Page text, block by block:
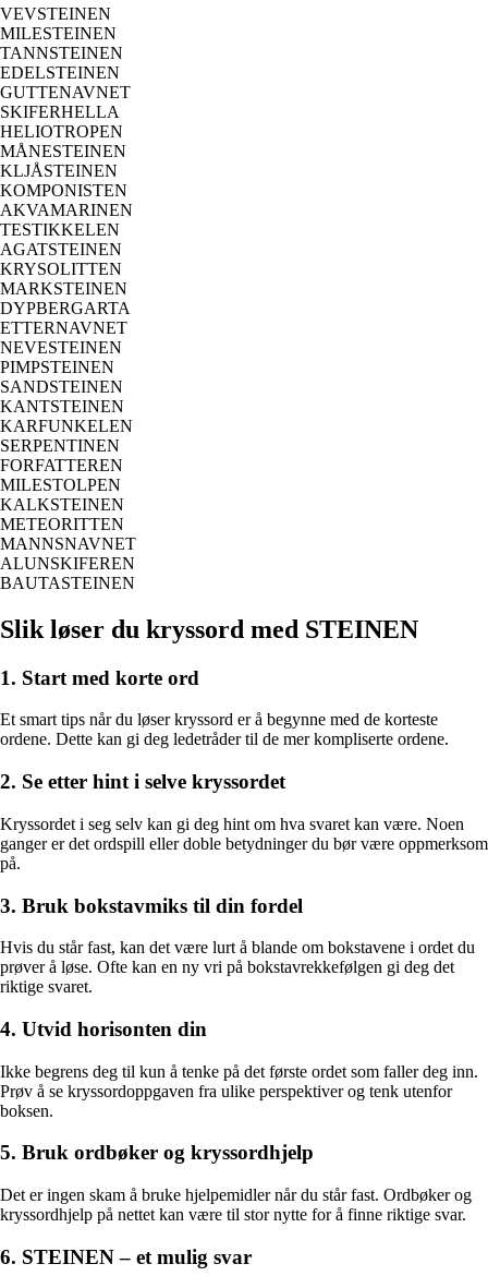
VEVSTEINEN
MILESTEINEN
TANNSTEINEN
EDELSTEINEN
GUTTENAVNET
SKIFERHELLA
HELIOTROPEN
MÅNESTEINEN
KLJÅSTEINEN
KOMPONISTEN
AKVAMARINEN
TESTIKKELEN
AGATSTEINEN
KRYSOLITTEN
MARKSTEINEN
DYPBERGARTA
ETTERNAVNET
NEVESTEINEN
PIMPSTEINEN
SANDSTEINEN
KANTSTEINEN
KARFUNKELEN
SERPENTINEN
FORFATTEREN
MILESTOLPEN
KALKSTEINEN
METEORITTEN
MANNSNAVNET
ALUNSKIFEREN
BAUTASTEINEN
Slik løser du kryssord med STEINEN
1. Start med korte ord
Et smart tips når du løser kryssord er å begynne med de korteste
ordene. Dette kan gi deg ledetråder til de mer kompliserte ordene.
2. Se etter hint i selve kryssordet
Kryssordet i seg selv kan gi deg hint om hva svaret kan være. Noen
ganger er det ordspill eller doble betydninger du bør være oppmerksom
på.
3. Bruk bokstavmiks til din fordel
Hvis du står fast, kan det være lurt å blande om bokstavene i ordet du
prøver å løse. Ofte kan en ny vri på bokstavrekkefølgen gi deg det
riktige svaret.
4. Utvid horisonten din
Ikke begrens deg til kun å tenke på det første ordet som faller deg inn.
Prøv å se kryssordoppgaven fra ulike perspektiver og tenk utenfor
boksen.
5. Bruk ordbøker og kryssordhjelp
Det er ingen skam å bruke hjelpemidler når du står fast. Ordbøker og
kryssordhjelp på nettet kan være til stor nytte for å finne riktige svar.
6. STEINEN – et mulig svar